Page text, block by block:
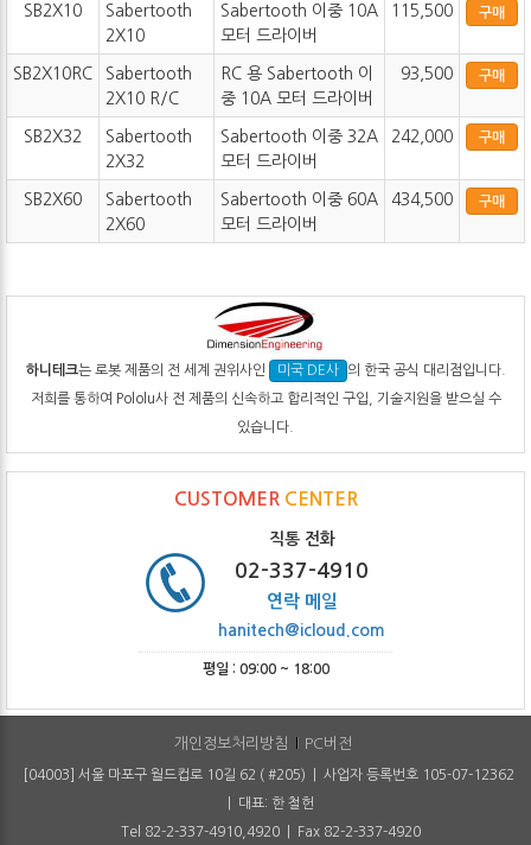
SB2X10
Sabertooth
2X10
Sabertooth 이중 10A
모터 드라이버
115,500 구매
SB2X10RC
Sabertooth
2X10 R/C
RC 용 Sabertooth 이
중 10A 모터 드라이버
93,500 구매
SB2X32
Sabertooth
2X32
Sabertooth 이중 32A
모터 드라이버
242,000 구매
SB2X60
Sabertooth
2X60
Sabertooth 이중 60A
모터 드라이버
434,500 구매
하니테크는 로봇 제품의 전 세계 권위사인 미국 DE사
의 한국 공식 대리점입니다.
저희를 통하여 Pololu사 전 제품의 신속하고 합리적인 구입, 기술지원을 받으실 수
있습니다.
CUSTOMER CENTER
직통 전화
02-337-4910
연락 메일
hanitech@icloud.com
평일 : 09:00 ~ 18:00
개인정보처리방침 PC버전
[04003] 서울 마포구 월드컵로 10길 62 ( #205) | 사업자 등록번호 105-07-12362
| 대표: 한 철헌
Tel 82-2-337-4910,4920 | Fax 82-2-337-4920